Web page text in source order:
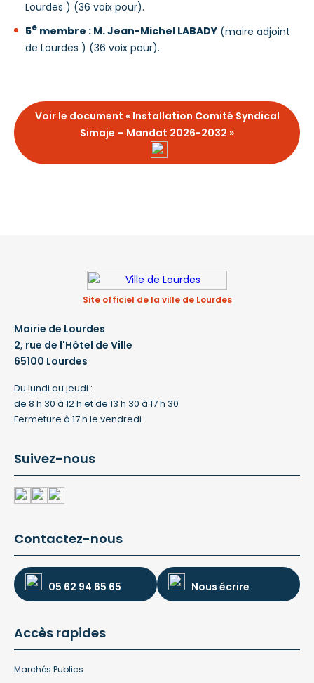
Lourdes ) (36 voix pour).
5e membre : M. Jean-Michel LABADY (maire adjoint
de Lourdes ) (36 voix pour).
Voir le document « Installation Comité Syndical
Simaje – Mandat 2026-2032 »
Site officiel de la ville de Lourdes
Mairie de Lourdes
2, rue de l'Hôtel de Ville
65100 Lourdes
Du lundi au jeudi :
de 8 h 30 à 12 h et de 13 h 30 à 17 h 30
Fermeture à 17 h le vendredi
Suivez-nous
Contactez-nous
05 62 94 65 65 Nous écrire
Accès rapides
Marchés Publics